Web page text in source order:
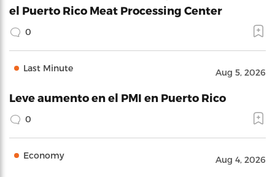
el Puerto Rico Meat Processing Center
0
Last Minute Aug 5, 2026
Leve aumento en el PMI en Puerto Rico
0
Economy Aug 4, 2026